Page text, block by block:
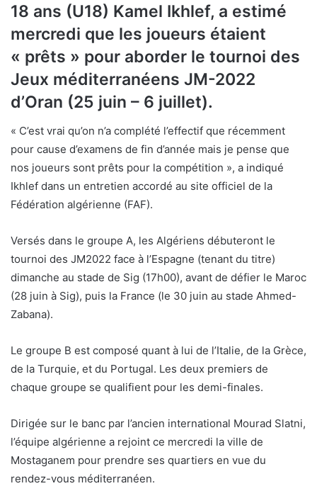
18 ans (U18) Kamel Ikhlef, a estimé
mercredi que les joueurs étaient
« prêts » pour aborder le tournoi des
Jeux méditerranéens JM-2022
d’Oran (25 juin – 6 juillet).
« C’est vrai qu’on n’a complété l’effectif que récemment
pour cause d’examens de fin d’année mais je pense que
nos joueurs sont prêts pour la compétition », a indiqué
Ikhlef dans un entretien accordé au site officiel de la
Fédération algérienne (FAF).
Versés dans le groupe A, les Algériens débuteront le
tournoi des JM2022 face à l’Espagne (tenant du titre)
dimanche au stade de Sig (17h00), avant de défier le Maroc
(28 juin à Sig), puis la France (le 30 juin au stade Ahmed-
Zabana).
Le groupe B est composé quant à lui de l’Italie, de la Grèce,
de la Turquie, et du Portugal. Les deux premiers de
chaque groupe se qualifient pour les demi-finales.
Dirigée sur le banc par l’ancien international Mourad Slatni,
l’équipe algérienne a rejoint ce mercredi la ville de
Mostaganem pour prendre ses quartiers en vue du
rendez-vous méditerranéen.